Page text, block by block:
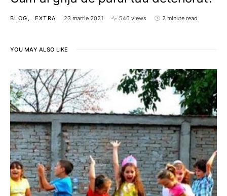
BLOG EXTRA 23 martie 2021 546 views 2 minute read
YOU MAY ALSO LIKE